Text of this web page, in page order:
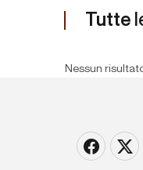
Tutte
Nessun